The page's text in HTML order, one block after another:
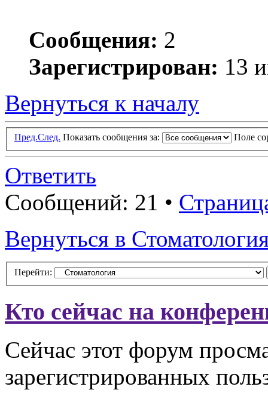
Сообщения: 2
Зарегистрирован: 13
Вернуться к началу
Пред.След. Показать сообщения за: Поле
Ответить
Сообщений: 21 •
Вернуться в
Перейти:
Кто сейчас на
Сейчас этот форум
зарегистрированных